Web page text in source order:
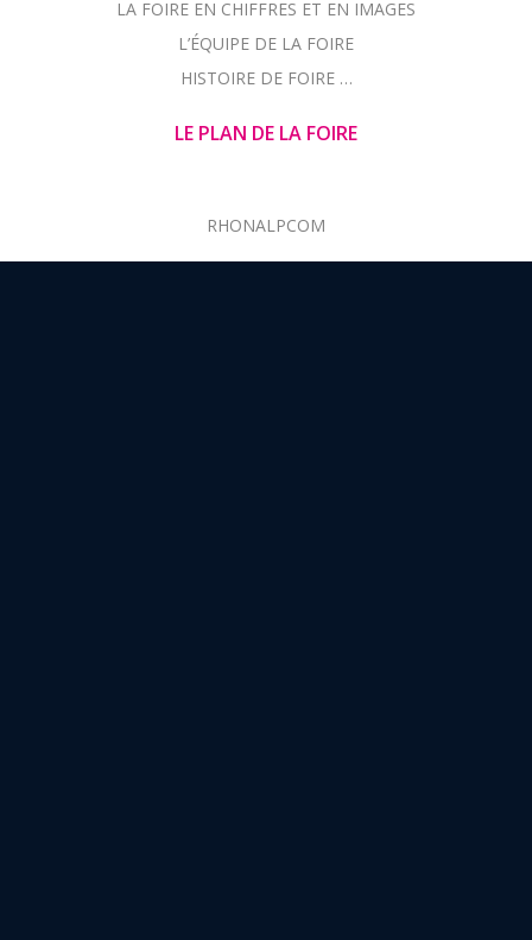
LA FOIRE EN CHIFFRES ET EN IMAGES
L’ÉQUIPE DE LA FOIRE
HISTOIRE DE FOIRE …
LE PLAN DE LA FOIRE
RHONALPCOM